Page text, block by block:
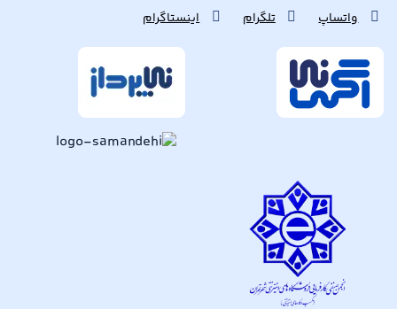
واتساپ تلگرام اینستاگرام